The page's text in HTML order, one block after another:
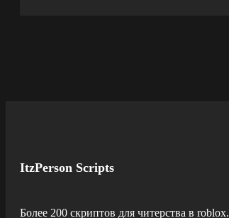
ItzPerson Scripts
Более 200 скриптов для читерства в roblox.